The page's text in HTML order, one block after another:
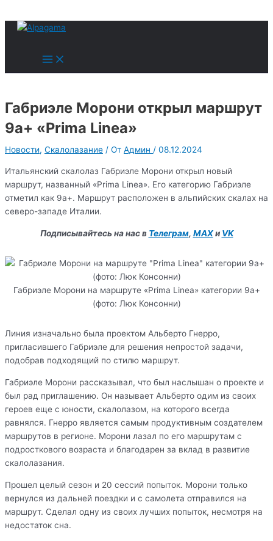
содержимому
Main
Menu
Габриэле Морони открыл маршрут
9a+ «Prima Linea»
Новости, Скалолазание / От Админ / 08.12.2024
Итальянский скалолаз Габриэле Морони открыл новый
маршрут, названный «Prima Linea». Его категорию Габриэле
отметил как 9а+. Маршрут расположен в альпийских скалах на
северо-западе Италии.
Подписывайтесь на нас в Телеграм, MAXи VK
Габриэле Морони на маршруте «Prima Linea» категории 9а+
(фото: Люк Консонни)
Линия изначально была проектом Альберто Гнерро,
пригласившего Габриэле для решения непростой задачи,
подобрав подходящий по стилю маршрут.
Габриэле Морони рассказывал, что был наслышан о проекте и
был рад приглашению. Он называет Альберто одим из своих
героев еще с юности, скалолазом, на которого всегда
равнялся. Гнерро является самым продуктивным создателем
маршрутов в регионе. Морони лазал по его маршрутам с
подросткового возраста и благодарен за вклад в развитие
скалолазания.
Прошел целый сезон и 20 сессий попыток. Морони только
вернулся из дальней поездки и с самолета отправился на
маршрут. Сделал одну из своих лучших попыток, несмотря на
недостаток сна.